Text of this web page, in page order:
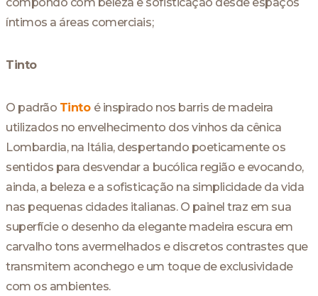
íntimos a áreas comerciais;
Tinto
O padrão Tinto é inspirado nos barris de madeira
utilizados no envelhecimento dos vinhos da cênica
Lombardia, na Itália, despertando poeticamente os
sentidos para desvendar a bucólica região e evocando,
ainda, a beleza e a sofisticação na simplicidade da vida
nas pequenas cidades italianas. O painel traz em sua
superfície o desenho da elegante madeira escura em
carvalho tons avermelhados e discretos contrastes que
transmitem aconchego e um toque de exclusividade
com os ambientes.